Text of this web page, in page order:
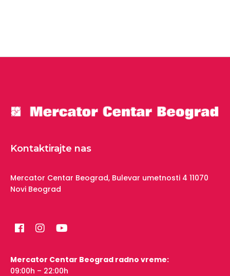
Kontaktirajte nas
Mercator Centar Beograd, Bulevar umetnosti 4 11070
Novi Beograd
Mercator Centar Beograd radno vreme:
09:00h – 22:00h